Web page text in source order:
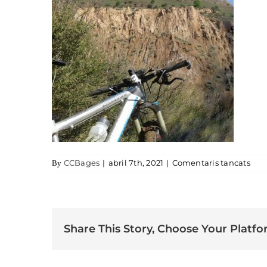
By CCBages | abril 7th, 2021 | Comentaris tancatsa
Share This Story, Choose Your